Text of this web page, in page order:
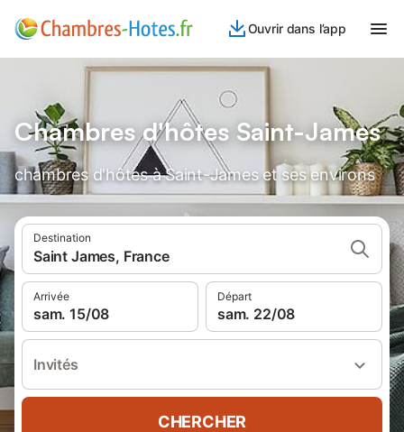
Ouvrir dans l’app
Chambres d'hôtes Saint-James
chambres d'hôtes à Saint-James et ses environs
Destination
Saint James, France
Arrivée
sam. 15/08
Départ
sam. 22/08
Invités
CHERCHER